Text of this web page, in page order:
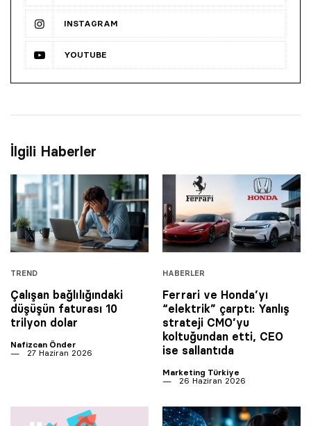
INSTAGRAM
YOUTUBE
İlgili Haberler
TREND
Çalışan bağlılığındaki
düşüşün faturası 10
trilyon dolar
Nafizcan Önder
27 Haziran 2026
HABERLER
Ferrari ve Honda’yı
“elektrik” çarptı: Yanlış
strateji CMO’yu
koltuğundan etti, CEO
ise sallantıda
Marketing Türkiye
26 Haziran 2026